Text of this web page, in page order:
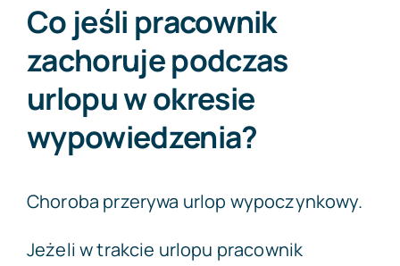
Co jeśli pracownik
zachoruje podczas
urlopu w okresie
wypowiedzenia?
Choroba przerywa urlop wypoczynkowy.
Jeżeli w trakcie urlopu pracownik